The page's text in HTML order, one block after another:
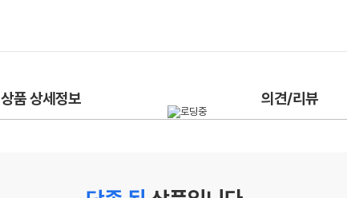
상품 상세정보 의견/리뷰